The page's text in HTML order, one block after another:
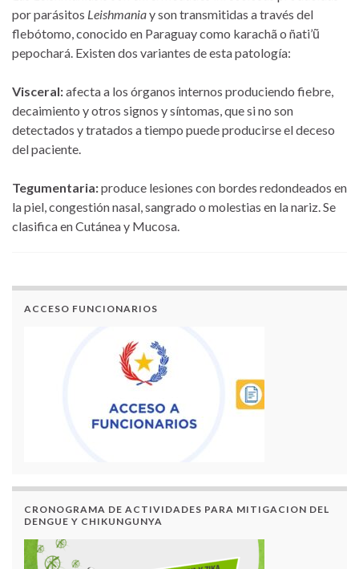
por parásitos Leishmaniay son transmitidas a través del
flebótomo, conocido en Paraguay como karachã o ñati’ũ
pepochará. Existen dos variantes de esta patología:
Visceral:afecta a los órganos internos produciendo fiebre,
decaimiento y otros signos y síntomas, que si no son
detectados y tratados a tiempo puede producirse el deceso
del paciente.
Tegumentaria:produce lesiones con bordes redondeados en
la piel, congestión nasal, sangrado o molestias en la nariz. Se
clasifica en Cutánea y Mucosa.
ACCESO FUNCIONARIOS
CRONOGRAMA DE ACTIVIDADES PARA MITIGACION DEL
DENGUE Y CHIKUNGUNYA